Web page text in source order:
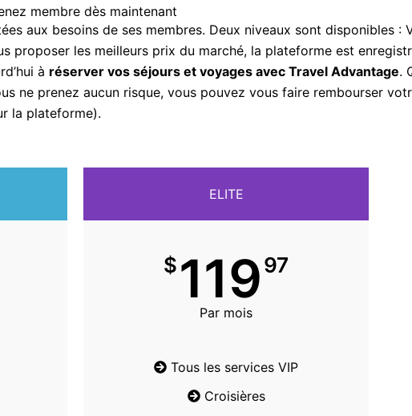
membre dès maintenant
aux besoins de ses membres. Deux niveaux sont disponibles :
proposer les meilleurs prix du marché, la plateforme est
à réserver vos séjours et voyages avec Travel Advantage.
ne prenez aucun risque, vous pouvez vous faire rembourser
la plateforme).
ELITE
$11997
Par mois
Tous les services VIP
Croisières